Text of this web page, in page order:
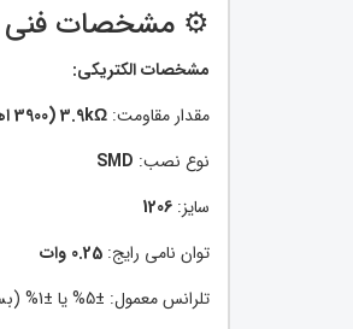
⚙️ مشخصات فنی
مشخصات الکتریکی:
مقدار مقاومت: 3.9kΩ (3900 اهم)
نوع نصب: SMD
سایز: 1206
توان نامی رایج: 0.25 وات
تلرانس معمول: ±5% یا ±1% (بسته به مدل)